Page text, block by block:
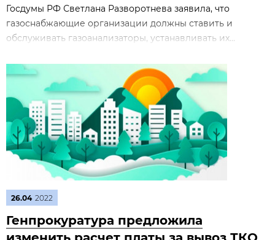
Госдумы РФ Светлана Разворотнева заявила, что
газоснабжающие организации должны ставить и
обслуживать газоанализаторы, устанавливать их...
26.04 2022
Генпрокуратура предложила